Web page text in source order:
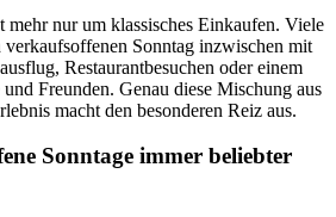
mehr nur um klassisches Einkaufen. Viele
Sonntag inzwischen mit
Restaurantbesuchen oder einem
Freunden. Genau diese Mischung aus
macht den besonderen Reiz aus.
Sonntage immer beliebter